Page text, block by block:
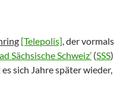
[Telepolis], der vormals
Sächsische Schweiz’ (SSS)
sich Jahre später wieder,